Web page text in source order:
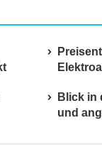
Blick in
und